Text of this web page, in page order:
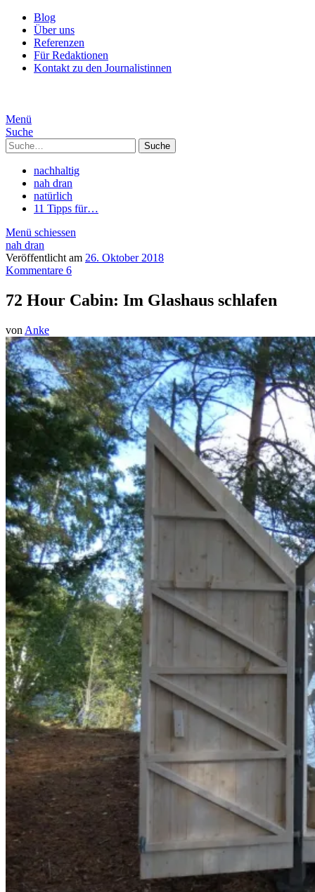
Blog
Über uns
Referenzen
Für Redaktionen
Kontakt zu den Journalistinnen
Menü
Suche
Suche
nachhaltig
nah dran
natürlich
11 Tipps für…
Menü schiessen
nah dran
Veröffentlicht am 26. Oktober 2018
Kommentare 6
72 Hour Cabin: Im Glashaus schlafen
von Anke